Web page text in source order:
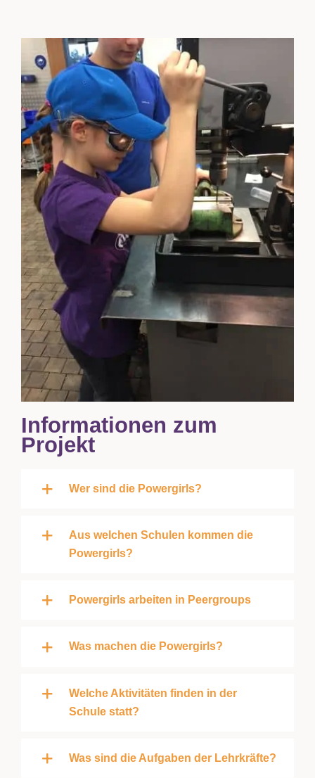
Informationen zum
Projekt
Wer sind die Powergirls?
Aus welchen Schulen kommen die
Powergirls?
Powergirls arbeiten in Peergroups
Was machen die Powergirls?
Welche Aktivitäten finden in der
Schule statt?
Was sind die Aufgaben der Lehrkräfte?